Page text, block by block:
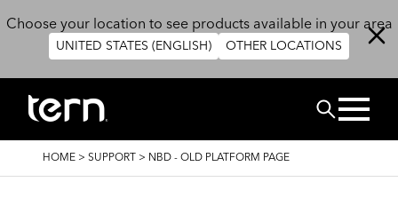
Choose your location to see products available in your area
UNITED STATES (ENGLISH) OTHER LOCATIONS
Cerca
BRICIOLE
HOME > SUPPORT > NBD - OLD PLATFORM PAGE